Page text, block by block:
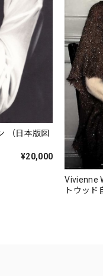
（日本版図
¥20,000
Vivienne
トウッド